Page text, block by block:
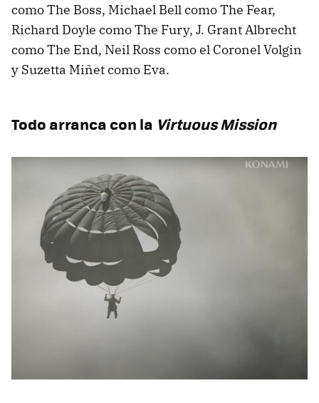
como The Boss, Michael Bell como The Fear,
Richard Doyle como The Fury, J. Grant Albrecht
como The End, Neil Ross como el Coronel Volgin
y Suzetta Miñet como Eva.
Todo arranca con la Virtuous Mission